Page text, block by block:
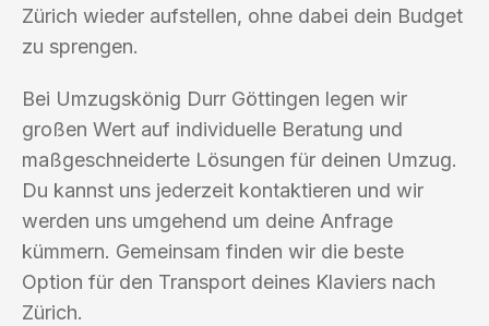
Zürich wieder aufstellen, ohne dabei dein Budget
zu sprengen.
Bei Umzugskönig Durr Göttingen legen wir
großen Wert auf individuelle Beratung und
maßgeschneiderte Lösungen für deinen Umzug.
Du kannst uns jederzeit kontaktieren und wir
werden uns umgehend um deine Anfrage
kümmern. Gemeinsam finden wir die beste
Option für den Transport deines Klaviers nach
Zürich.